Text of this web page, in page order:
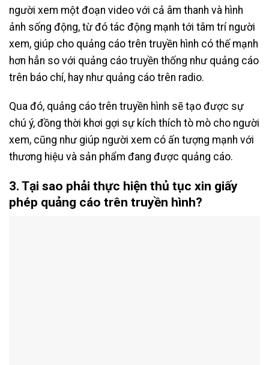
người xem một đoạn video với cả âm thanh và hình
ảnh sống động, từ đó tác động mạnh tới tâm trí người
xem, giúp cho quảng cáo trên truyền hình có thế mạnh
hơn hẳn so với quảng cáo truyền thống như quảng cáo
trên báo chí, hay như quảng cáo trên radio.
Qua đó, quảng cáo trên truyền hình sẽ tạo được sự
chú ý, đồng thời khơi gợi sự kích thích tò mò cho người
xem, cũng như giúp người xem có ấn tượng mạnh với
thương hiệu và sản phẩm đang được quảng cáo.
3. Tại sao phải thực hiện thủ tục xin giấy
phép quảng cáo trên truyền hình?